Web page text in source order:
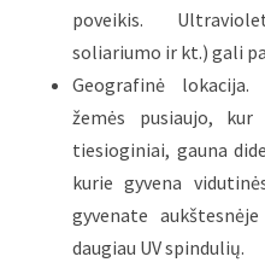
poveikis.
soliariumo ir kt.) gali
Geografinė lokacija.
žemės pusiaujo,
tiesioginiai, gauna
kurie gyvena
gyvenate
daugiau UV spindulių.